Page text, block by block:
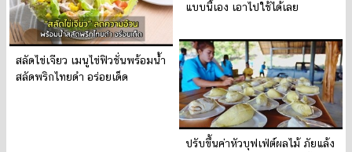
สลัดไข่เจียว เมนูไข่ฟิวชั่นพร้อมน้ำ
สลัดพริกไทยดำ อร่อยเด็ด
แบบนี้เอง เอาไปใช้ได้เลย
ปรับขึ้นค่าหัวบุฟเฟ่ต์ผลไม้ ภัยแล้ง